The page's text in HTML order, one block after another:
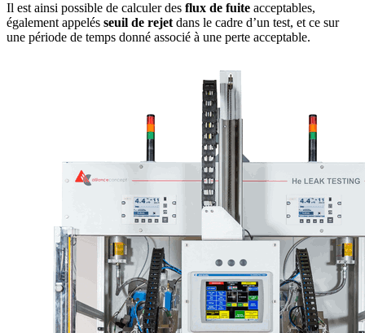
Il est ainsi possible de calculer des flux de fuite acceptables,
également appelés seuil de rejet dans le cadre d’un test, et ce sur
une période de temps donné associé à une perte acceptable.